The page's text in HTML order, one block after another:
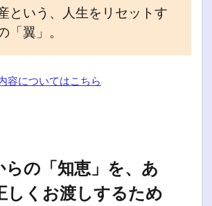
という、人生をリセットす
「翼」。
容についてはこちら
らの「知恵」を、あ
しくお渡しするため